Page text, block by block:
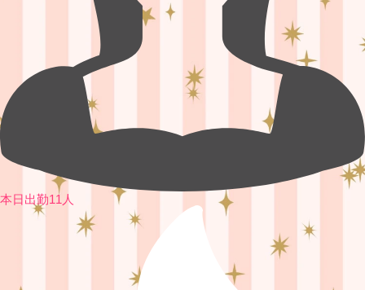
本日出勤11人